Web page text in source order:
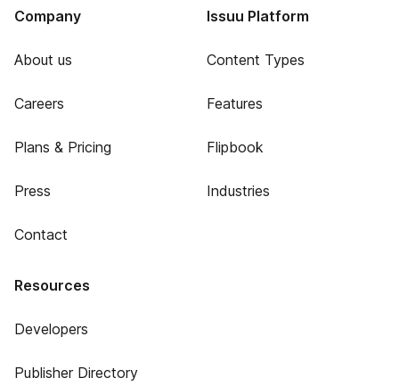
Company
About us
Careers
Plans & Pricing
Press
Contact
Issuu Platform
Content Types
Features
Flipbook
Industries
Resources
Developers
Publisher Directory